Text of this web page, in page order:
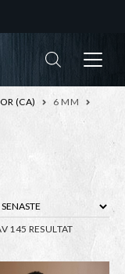
(CA)
6 MM
145 RESULTATSORTERA
SENASTE